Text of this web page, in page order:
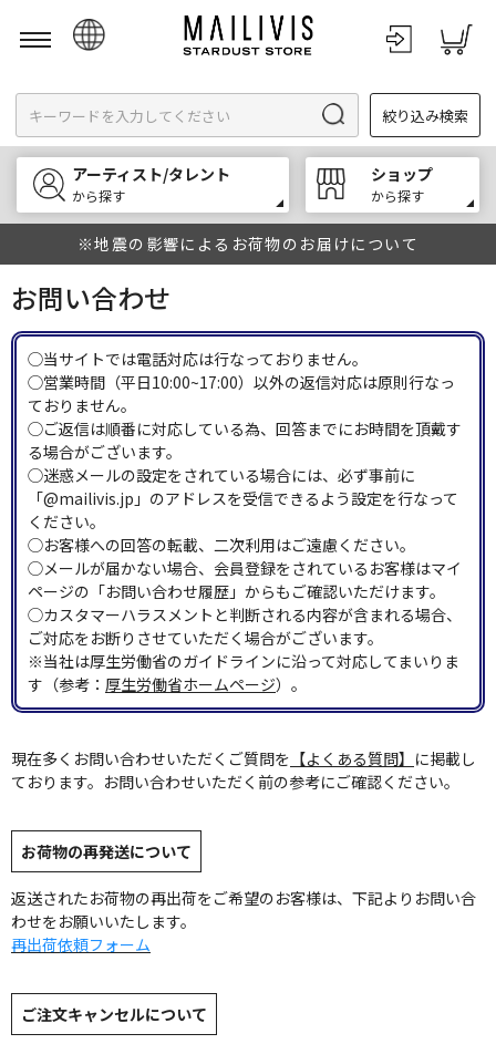
English
한국어
中文
絞り込み検索
アーティスト/タレント
から探す
ショップ
から探す
※地震の影響によるお荷物のお届けについて
お問い合わせ
◯当サイトでは電話対応は行なっておりません。
◯営業時間（平日10:00~17:00）以外の返信対応は原則行なっ
ておりません。
◯ご返信は順番に対応している為、回答までにお時間を頂戴す
る場合がございます。
◯迷惑メールの設定をされている場合には、必ず事前に
「@mailivis.jp」のアドレスを受信できるよう設定を行なって
ください。
◯お客様への回答の転載、二次利用はご遠慮ください。
◯メールが届かない場合、会員登録をされているお客様はマイ
ページの「お問い合わせ履歴」からもご確認いただけます。
◯カスタマーハラスメントと判断される内容が含まれる場合、
ご対応をお断りさせていただく場合がございます。
※当社は厚生労働省のガイドラインに沿って対応してまいりま
す（参考： 厚生労働省ホームページ）。
現在多くお問い合わせいただくご質問を 【よくある質問】 に掲載し
ております。お問い合わせいただく前の参考にご確認ください。
お荷物の再発送について
返送されたお荷物の再出荷をご希望のお客様は、下記よりお問い合
わせをお願いいたします。
再出荷依頼フォーム
ご注文キャンセルについて